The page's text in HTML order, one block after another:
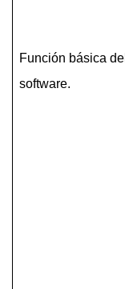
Función básica del
software.